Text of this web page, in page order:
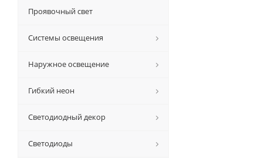
Проявочный свет
Системы освещения
Наружное освещение
Гибкий неон
Светодиодный декор
Светодиоды